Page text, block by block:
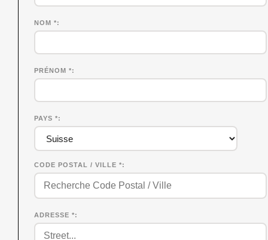
NOM*
PRÉNOM*
PAYS *
CODE POSTAL / VILLE *
ADRESSE *